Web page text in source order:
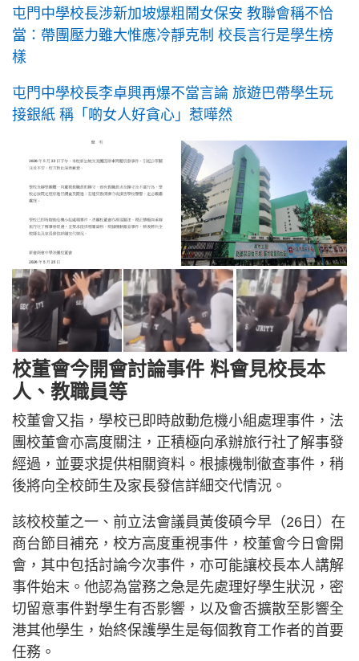
屯門中學校長涉新加坡爆粗鬧女保安 教聯會稱不恰
當：帶團壓力雖大惟應冷靜克制 校長言行是學生榜
樣
屯門中學校長李卓興再爆不當言論 旅遊巴帶學生玩
接銀紙 稱「啲女人好貪心」惹嘩然
校董會今開會討論事件 料會見校長本
人、教職員等
校董會又指，學校已即時啟動危機小組處理事件，法
團校董會亦高度關注，正積極向承辦旅行社了解事發
經過，並要求提供相關資料。根據機制徹查事件，稍
後將向全校師生及家長發信詳細交代情況。
該校校董之一、前立法會議員黃俊碩今早（26日）在
商台節目補充，校方高度重視事件，校董會今日會開
會，其中包括討論今次事件，亦可能讓校長本人講解
事件始末。他認為當務之急是先處理好學生狀況，密
切留意事件對學生有否影響，以及會否擴散至影響全
港其他學生，始終保護學生是每個教育工作者的首要
任務。